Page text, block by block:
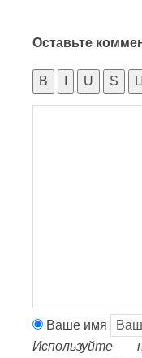
Оставьте
B U S
Ваше имя